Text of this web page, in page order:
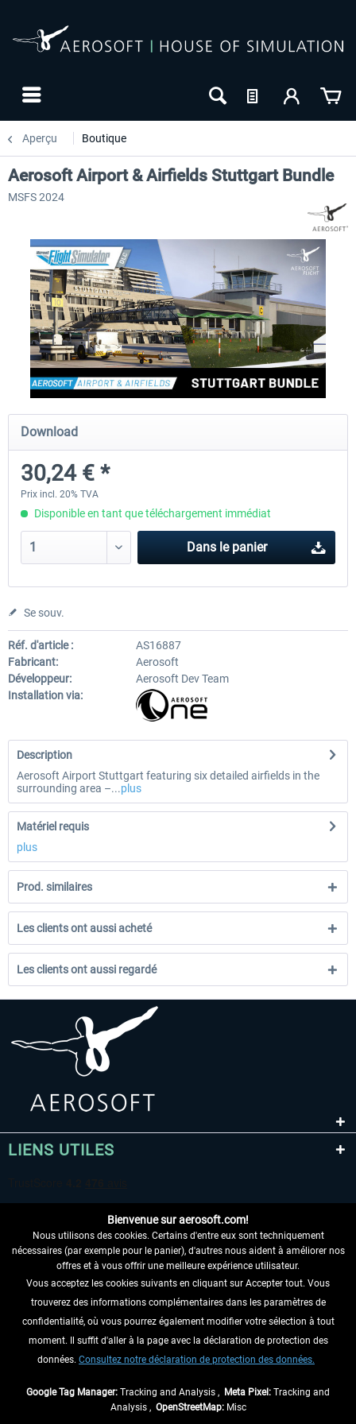
Aperçu Boutique
24h FREE
EmergencyDispatcherPro - 24h Free
0,00 € *
Aerosoft Airport & Airfields Stuttgart Bundle
MSFS 2024
Download
30,24 € *
Prix incl. 20% TVA
Disponible en tant que téléchargement immédiat
Dans le panier
Se souv.
Réf. d'article :
AS16887
Fabricant:
Aerosoft
Développeur:
Aerosoft Dev Team
Installation via:
Description
Aerosoft Airport Stuttgart featuring six detailed airfields in the
surrounding area –...plus
Matériel requis
plus
Prod. similaires
Les clients ont aussi acheté
Les clients ont aussi regardé
LIENS UTILES
RENONCER AU CONTRAT ICI
INFORMATIONS
NE MANQUEZ PAS LES DERNIÈRES
Bienvenue sur aerosoft.com!
Nous utilisons des cookies. Certains d'entre eux sont techniquement
nécessaires (par exemple pour le panier), d'autres nous aident à améliorer nos
offres et à vous offrir une meilleure expérience utilisateur.
Vous acceptez les cookies suivants en cliquant sur Accepter tout. Vous
trouverez des informations complémentaires dans les paramètres de
confidentialité, où vous pourrez également modifier votre sélection à tout
moment. Il suffit d'aller à la page avec la déclaration de protection des
données. Consultez notre déclaration de protection des données.
Google Tag Manager: Tracking and Analysis , Meta Pixel: Tracking and
Analysis , OpenStreetMap:Misc